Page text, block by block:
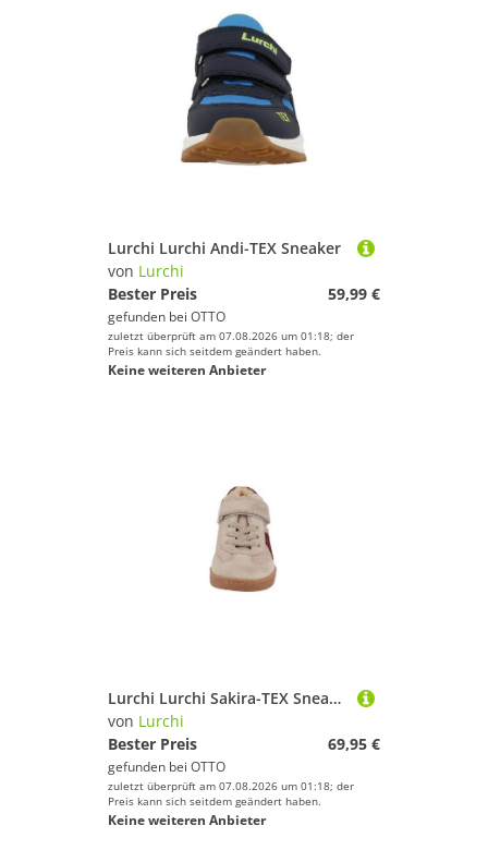
Lurchi Lurchi Andi-TEX Sneaker
von Lurchi
Bester Preis
59,99 €
gefunden bei OTTO
zuletzt überprüft am 07.08.2026 um 01:18; der
Preis kann sich seitdem geändert haben.
Keine weiteren Anbieter
Lurchi Lurchi Sakira-TEX Sneaker
von Lurchi
Bester Preis
69,95 €
gefunden bei OTTO
zuletzt überprüft am 07.08.2026 um 01:18; der
Preis kann sich seitdem geändert haben.
Keine weiteren Anbieter